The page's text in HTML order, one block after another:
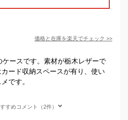
価格と在庫を楽天でチェック >>
ースです。素材が栃木レザーで
ード収納スペースが有り、使い
です。
すめコメント（2件）